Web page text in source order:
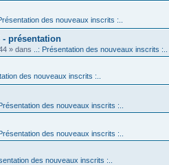
des nouveaux inscrits :..
- présentation
» dans ..: Présentation des nouveaux inscrits :..
des nouveaux inscrits :..
Présentation des nouveaux inscrits :..
Présentation des nouveaux inscrits :..
des nouveaux inscrits :..